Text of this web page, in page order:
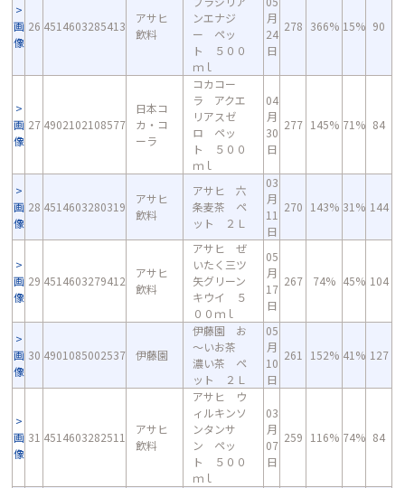
画
像
26 4514603285413
アサヒ
飲料
ンエナジ
ー ペッ
ト ５００
ｍｌ
月
24
日
278 366% 15% 90
画
像
27 4902102108577
日本コ
カ・コ
ーラ
コカコー
ラ アクエ
リアスゼ
ロ ペッ
ト ５００
ｍｌ
04
月
30
日
277 145% 71% 84
画
像
28 4514603280319
アサヒ
飲料
アサヒ 六
条麦茶 ペ
ット ２Ｌ
03
月
11
日
270 143% 31% 144
画
像
29 4514603279412
アサヒ
飲料
アサヒ ぜ
いたく三ツ
矢グリーン
キウイ ５
００ｍｌ
05
月
17
日
267 74% 45% 104
画
像
30 4901085002537 伊藤園
伊藤園 お
～いお茶
濃い茶 ペ
ット ２Ｌ
05
月
10
日
261 152% 41% 127
画
像
31 4514603282511
アサヒ
飲料
アサヒ ウ
ィルキンソ
ンタンサ
ン ペッ
ト ５００
ｍｌ
03
月
07
日
259 116% 74% 84